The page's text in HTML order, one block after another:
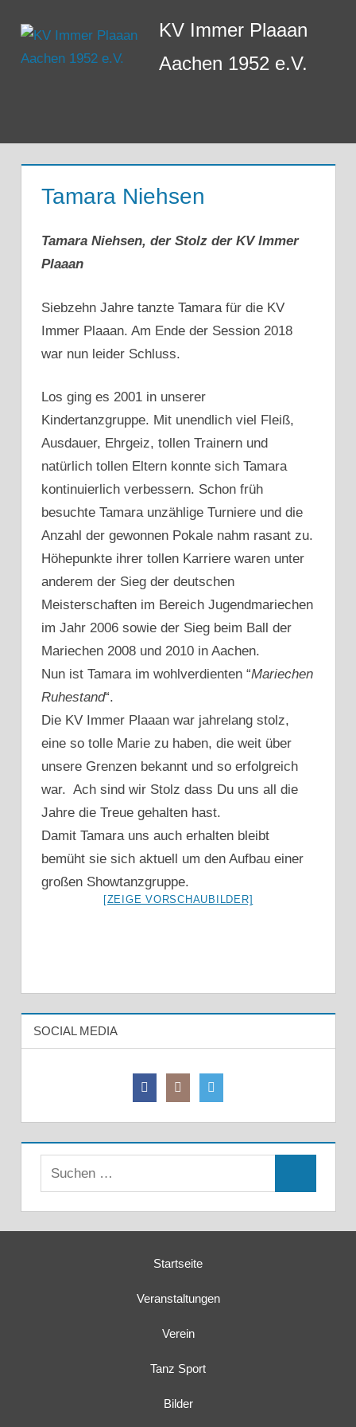
Inhalt
springen
KV Immer Plaaan
Aachen 1952 e.V.
Tamara Niehsen
Tamara Niehsen, der Stolz der KV Immer
Plaaan
Siebzehn Jahre tanzte Tamara für die KV
Immer Plaaan. Am Ende der Session 2018
war nun leider Schluss.
Los ging es 2001 in unserer
Kindertanzgruppe. Mit unendlich viel Fleiß,
Ausdauer, Ehrgeiz, tollen Trainern und
natürlich tollen Eltern konnte sich Tamara
kontinuierlich verbessern. Schon früh
besuchte Tamara unzählige Turniere und die
Anzahl der gewonnen Pokale nahm rasant zu.
Höhepunkte ihrer tollen Karriere waren unter
anderem der Sieg der deutschen
Meisterschaften im Bereich Jugendmariechen
im Jahr 2006 sowie der Sieg beim Ball der
Mariechen 2008 und 2010 in Aachen.
Nun ist Tamara im wohlverdienten “Mariechen
Ruhestand“.
Die KV Immer Plaaan war jahrelang stolz,
eine so tolle Marie zu haben, die weit über
unsere Grenzen bekannt und so erfolgreich
war. Ach sind wir Stolz dass Du uns all die
Jahre die Treue gehalten hast.
Damit Tamara uns auch erhalten bleibt
bemüht sie sich aktuell um den Aufbau einer
großen Showtanzgruppe.
[ZEIGE VORSCHAUBILDER]
SOCIAL MEDIA
Startseite
Veranstaltungen
Verein
Tanz Sport
Bilder